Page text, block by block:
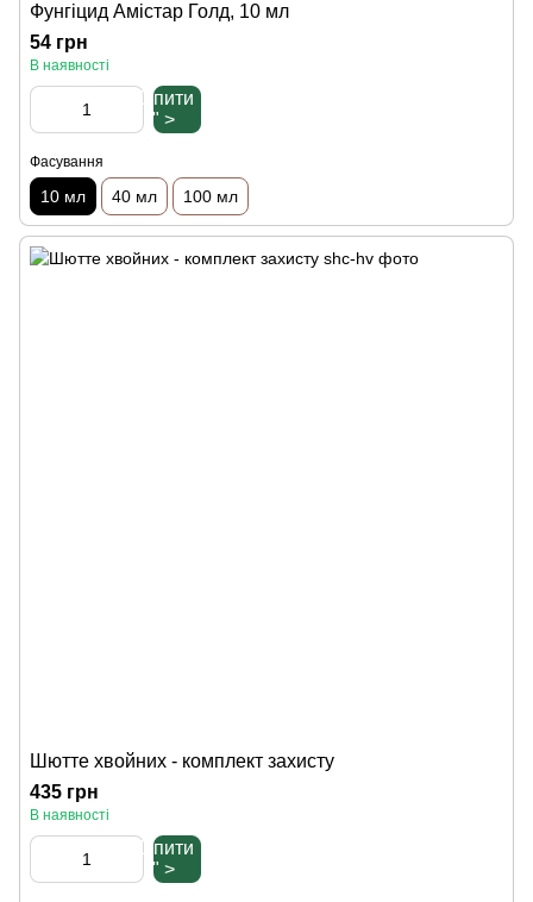
Фунгіцид Амістар Голд, 10 мл
54 грн
В наявності
Купити
" >
Фасування
10 мл 40 мл 100 мл
Шютте хвойних - комплект захисту
435 грн
В наявності
Купити
" >